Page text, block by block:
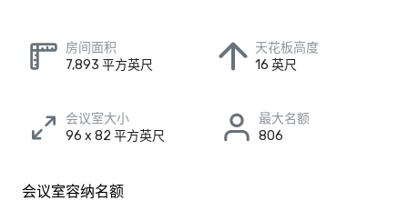
房间面积
7,893 平方英尺
天花板高度
16 英尺
会议室大小
96 x 82 平方英尺
最大名额
806
会议室容纳名额